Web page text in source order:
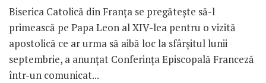
Biserica Catolică din Franța se pregătește să-l
primească pe Papa Leon al XIV-lea pentru o vizită
apostolică ce ar urma să aibă loc la sfârșitul lunii
septembrie, a anunțat Conferința Episcopală Franceză
într-un comunicat...